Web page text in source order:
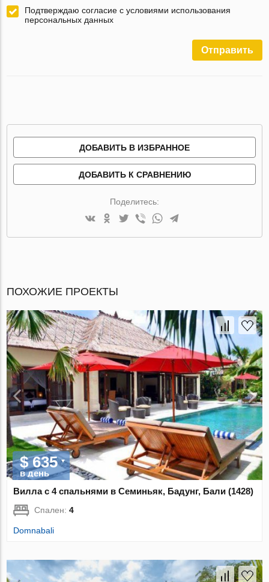
Подтверждаю согласие с условиями использования
персональных данных
Отправить
ДОБАВИТЬ В ИЗБРАННОЕ
ДОБАВИТЬ К СРАВНЕНИЮ
Поделитесь:
ПОХОЖИЕ ПРОЕКТЫ
$ 635
в день
Вилла с 4 спальнями в Семиньяк, Бадунг, Бали (1428)
Спален:4
Domnabali